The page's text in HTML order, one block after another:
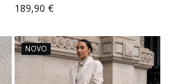
189,90 €
NOVO